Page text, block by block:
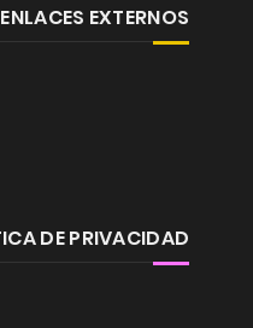
ENLACES EXTERNOS
DE PRIVACIDAD